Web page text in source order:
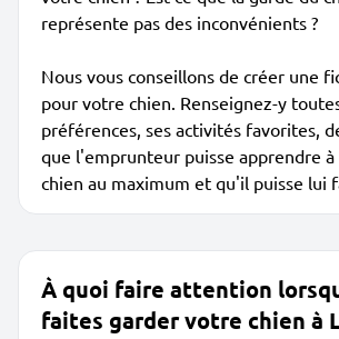
représente pas des inconvénients ?
Nous vous conseillons de créer une
pour votre chien. Renseignez-y
préférences, ses activités favorites,
que l'emprunteur puisse apprendre
chien au maximum et qu'il puisse lui
À quoi faire attention
faites garder votre chien à